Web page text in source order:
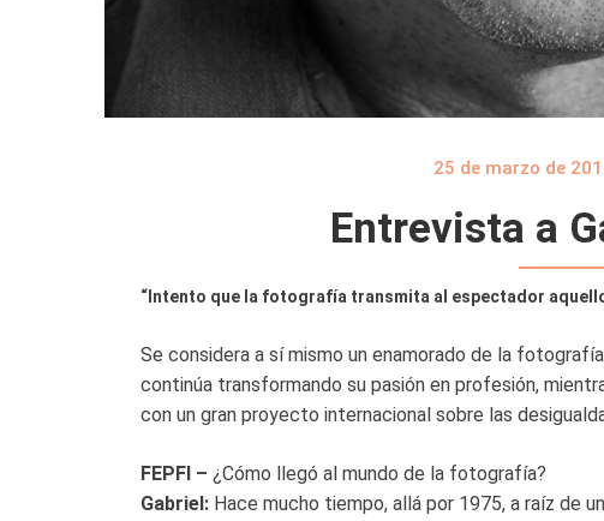
25 de marzo de
Entrevista a
“Intento que la fotografía transmita al espectador
Se considera a sí mismo un enamorado de la
continúa transformando su pasión en profesión,
con un gran proyecto internacional sobre las
FEPFI – ¿Cómo llegó al mundo de la fotografía?
Gabriel: Hace mucho tiempo, allá por 1975, a raíz de